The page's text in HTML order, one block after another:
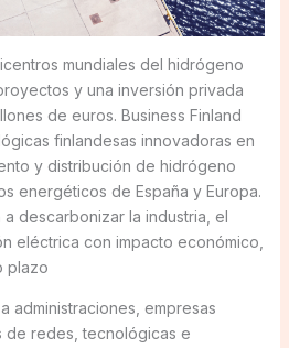
mundiales del hidrógeno
y una inversión privada
de euros. Business Finland
finlandesas innovadoras en
y distribución de hidrógeno
energéticos de España y Europa.
descarbonizar la industria, el
eléctrica con impacto económico,
plazo
administraciones, empresas
redes, tecnológicas e